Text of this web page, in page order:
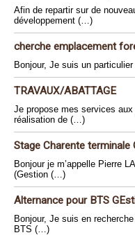
Afin de repartir sur de
développement (…)
cherche emplacement
Bonjour, Je suis un
TRAVAUX/ABATTAGE
Je propose mes services
réalisation de (…)
Stage Charente terminale
Bonjour je m’appelle Pierre
(Gestion (…)
Alternance pour BTS
Bonjour, Je suis en
BTS (…)